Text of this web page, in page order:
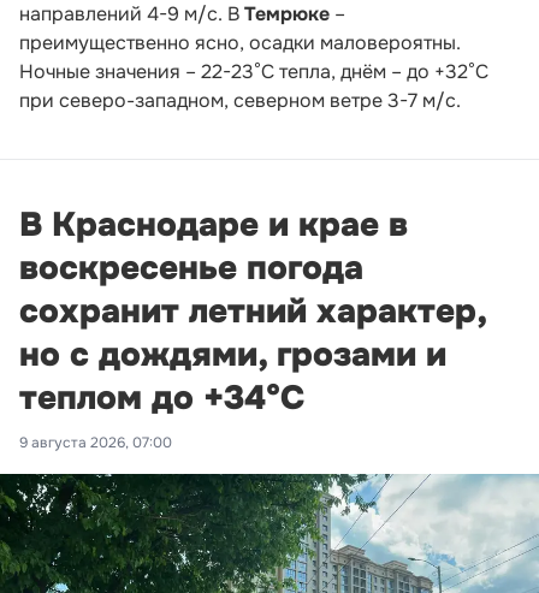
направлений 4-9 м/с. ВТемрюке –
преимущественно ясно, осадки маловероятны.
Ночные значения – 22-23°С тепла, днём – до +32°С
при северо-западном, северном ветре 3-7 м/с.
В Краснодаре и крае в
воскресенье погода
сохранит летний характер,
но с дождями, грозами и
теплом до +34°С
9 августа 2026, 07:00